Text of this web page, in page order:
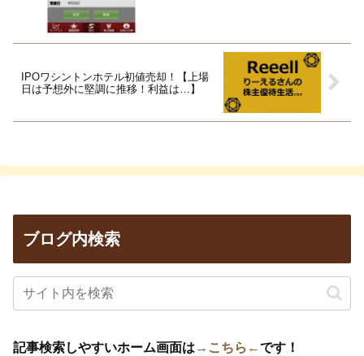
IPOワシントンホテル初値売却！【上場
日は予想外に堅調に推移！利益は…】
ブログ内検索
記事検索しやすいホーム画面は →こちら←です！